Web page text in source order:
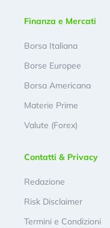
Finanza e Mercati
Borsa Italiana
Borse Europee
Borsa Americana
Materie Prime
Valute (Forex)
Contatti & Privacy
Redazione
Risk Disclaimer
Termini e Condizioni